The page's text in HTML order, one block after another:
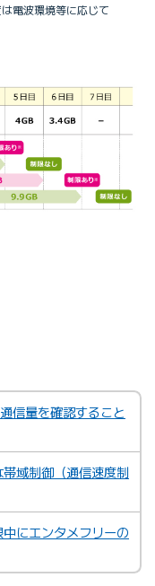
電波環境等に応じて
信量を確認すること
域制御（通信速度制
にエンタメフリーの